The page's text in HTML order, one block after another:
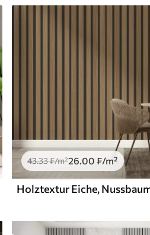
43.33₣/m²26 .00 ₣/m²
Holztextur Eiche,